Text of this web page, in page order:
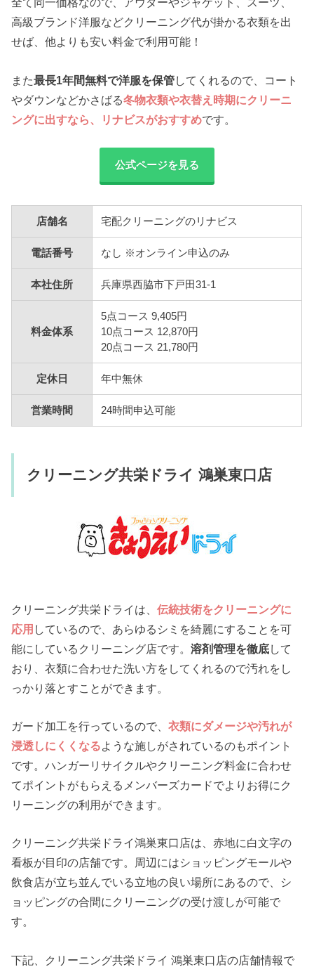
高級ブランド洋服などクリーニング代が掛かる衣類を出
せば、他よりも安い料金で利用可能！
また最長1年間無料で洋服を保管してくれるので、コート
やダウンなどかさばる冬物衣類や衣替え時期にクリーニ
ングに出すなら、リナビスがおすすめです。
公式ページを見る
店舗名 宅配クリーニングのリナビス
電話番号 なし ※オンライン申込のみ
本社住所 兵庫県西脇市下戸田31-1
料金体系
5点コース 9,405円
10点コース 12,870円
20点コース 21,780円
定休日 年中無休
営業時間 24時間申込可能
クリーニング共栄ドライ 鴻巣東口店
クリーニング共栄ドライは、伝統技術をクリーニングに
応用 しているので、あらゆるシミを綺麗にすることを可
能にしているクリーニング店です。溶剤管理を徹底して
おり、衣類に合わせた洗い方をしてくれるので汚れをし
っかり落とすことができます。
ガード加工を行っているので、衣類にダメージや汚れが
浸透しにくくなるような施しがされているのもポイント
です。ハンガーリサイクルやクリーニング料金に合わせ
てポイントがもらえるメンバーズカードでよりお得にク
リーニングの利用ができます。
クリーニング共栄ドライ鴻巣東口店は、赤地に白文字の
看板が目印の店舗です。周辺にはショッピングモールや
飲食店が立ち並んでいる立地の良い場所にあるので、シ
ョッピングの合間にクリーニングの受け渡しが可能で
す。
下記、クリーニング共栄ドライ 鴻巣東口店の店舗情報で